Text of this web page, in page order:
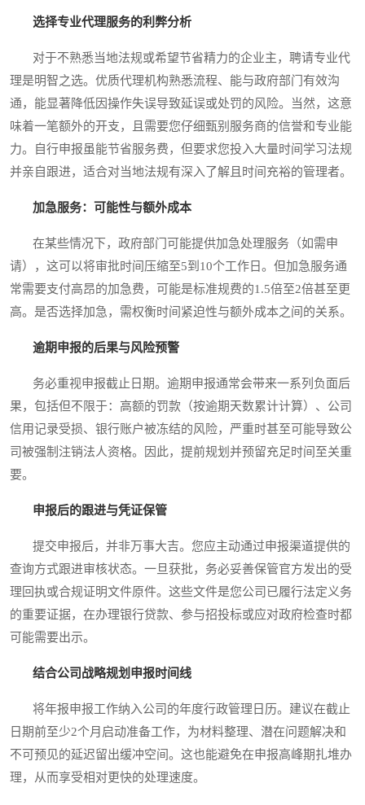
选择专业代理服务的利弊分析
对于不熟悉当地法规或希望节省精力的企业主，聘请专业代
理是明智之选。优质代理机构熟悉流程、能与政府部门有效沟
通，能显著降低因操作失误导致延误或处罚的风险。当然，这意
味着一笔额外的开支，且需要您仔细甄别服务商的信誉和专业能
力。自行申报虽能节省服务费，但要求您投入大量时间学习法规
并亲自跟进，适合对当地法规有深入了解且时间充裕的管理者。
加急服务：可能性与额外成本
在某些情况下，政府部门可能提供加急处理服务（如需申
请），这可以将审批时间压缩至5到10个工作日。但加急服务通
常需要支付高昂的加急费，可能是标准规费的1.5倍至2倍甚至更
高。是否选择加急，需权衡时间紧迫性与额外成本之间的关系。
逾期申报的后果与风险预警
务必重视申报截止日期。逾期申报通常会带来一系列负面后
果，包括但不限于：高额的罚款（按逾期天数累计计算）、公司
信用记录受损、银行账户被冻结的风险，严重时甚至可能导致公
司被强制注销法人资格。因此，提前规划并预留充足时间至关重
要。
申报后的跟进与凭证保管
提交申报后，并非万事大吉。您应主动通过申报渠道提供的
查询方式跟进审核状态。一旦获批，务必妥善保管官方发出的受
理回执或合规证明文件原件。这些文件是您公司已履行法定义务
的重要证据，在办理银行贷款、参与招投标或应对政府检查时都
可能需要出示。
结合公司战略规划申报时间线
将年报申报工作纳入公司的年度行政管理日历。建议在截止
日期前至少2个月启动准备工作，为材料整理、潜在问题解决和
不可预见的延迟留出缓冲空间。这也能避免在申报高峰期扎堆办
理，从而享受相对更快的处理速度。